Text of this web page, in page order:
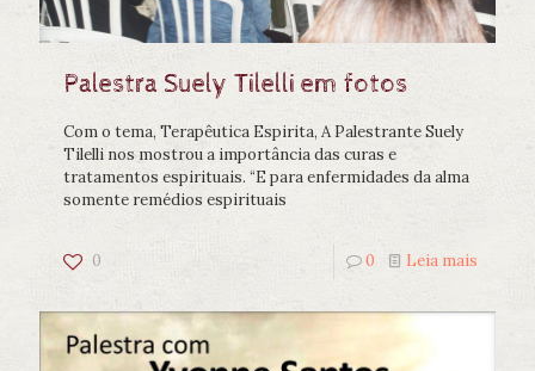
Palestra Suely Tilelli em fotos
Com o tema, Terapêutica Espirita, A Palestrante Suely
Tilelli nos mostrou a importância das curas e
tratamentos espirituais. “E para enfermidades da alma
somente remédios espirituais
0 0 Leia mais